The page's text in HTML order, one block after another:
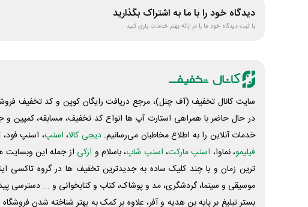
دیدگاه خود را با ما به اشتراک بگذارید
با ثبت دیدگاه خود ما را در ارائه بهتر خدمات یاری کنید
سایت کانال تخفیف (آف چنل)، مرجع دریافت رایگان کوپن و کد تخفیف
در حال حاضر با همراهی استارت آپ ها انواع کد تخفیف، مسابقه، کمپین و
خدمات آنلاین را به اطلاع مخاطبان می‌رسانیم. دیجی کالا، اسنپ، اسنپ فود،
فیلیمو، نماوا، اسنپ مارکت، اسنپ شاپ، باسلام و ازکی از جمله این وبسایت
ترین زمان و با چند کلیک ساده به جدیدترین تخفیف ها در گروه تاکسی
موسیقی و سینما، گردشگری، مد و پوشاک، کتاب و کتابخوانی و ... دسترسی
بستر تبلیغ بر پایه بن هدیه و آفر، علاوه بر کمک به بهتر شناخته شدن